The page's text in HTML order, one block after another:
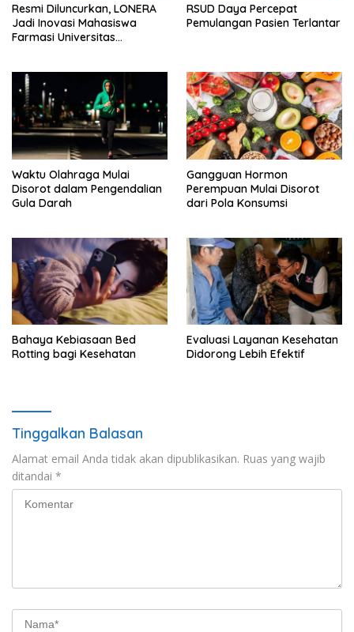
Resmi Diluncurkan, LONERA
Jadi Inovasi Mahasiswa
Farmasi Universitas
RSUD Daya Percepat
Pemulangan Pasien Terlantar
Waktu Olahraga Mulai
Disorot dalam Pengendalian
Gula Darah
Gangguan Hormon
Perempuan Mulai Disorot
dari Pola Konsumsi
Bahaya Kebiasaan Bed
Rotting bagi Kesehatan
Evaluasi Layanan Kesehatan
Didorong Lebih Efektif
Tinggalkan Balasan
Alamat email Anda tidak akan dipublikasikan. Ruas yang wajib
ditandai *